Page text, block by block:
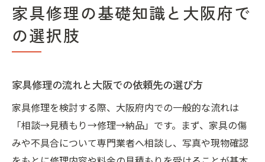
ス内容
家具修理 大阪でよくあるトラブルと対応策
大阪府で家具修理を依頼する前に知っておきた
家具修理を大阪で依頼する際の注意点と事
前準備
大阪で家具修理を選ぶ際の料金比較と見積
もりのコツ
家具修理の基礎知識と大阪府で
の選択肢
家具修理の流れと大阪での依頼先の選び方
家具修理を検討する際、大阪府内での一般的な流れは
「相談→見積もり→修理→納品」です。まず、家具の傷
みや不具合について専門業者へ相談し、写真や現物確認